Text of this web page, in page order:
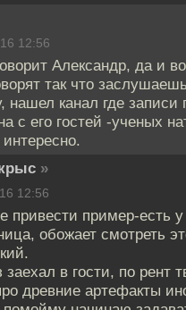
12:56
Александр, да и
так что
нашел канал где
с его гостей -ученых
»
12:56
привести пример-есть
обожает смотреть
заехал в гости, по рент
древние артефакты